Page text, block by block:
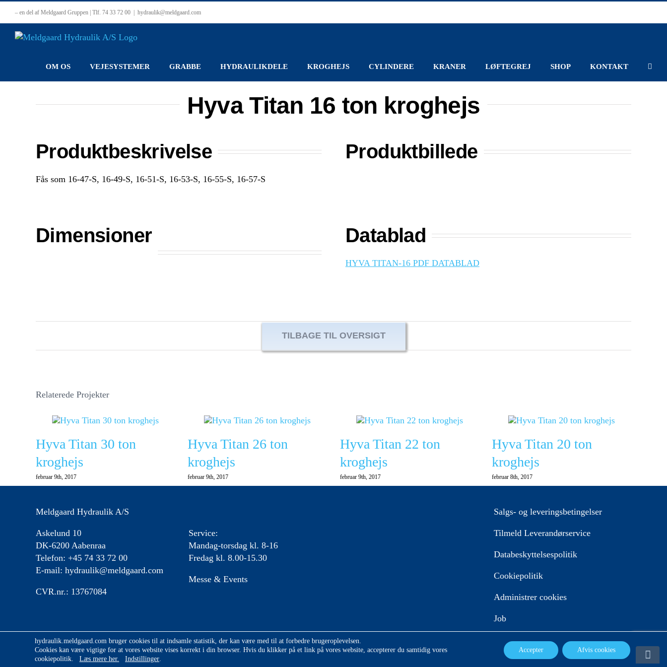
content
– en del af Meldgaard Gruppen | Tlf. 74 33 72 00 hydraulik@meldgaard.com
OM OS VEJESYSTEMER GRABBE HYDRAULIKDELE KROGHEJS CYLINDERE KRANER LØFTEGREJ SHOP KONTAKT
Hyva Titan 16 ton kroghejs
Produktbeskrivelse
Fås som 16-47-S, 16-49-S, 16-51-S, 16-53-S, 16-55-S, 16-57-S
Produktbillede
Dimensioner Datablad
HYVA TITAN-16 PDF DATABLAD
TILBAGE TIL OVERSIGT
Relaterede Projekter
Hyva Titan 30 ton
kroghejs
februar 9th, 2017
Hyva Titan 26 ton
kroghejs
februar 9th, 2017
Hyva Titan 22 ton
kroghejs
februar 9th, 2017
Hyva Titan 20 ton
kroghejs
februar 8th, 2017
Meldgaard Hydraulik A/S
Askelund 10
DK-6200 Aabenraa
Telefon: +45 74 33 72 00
E-mail: hydraulik@meldgaard.com
CVR.nr.: 13767084
Service:
Mandag-torsdag kl. 8-16
Fredag kl. 8.00-15.30
Messe & Events
Salgs- og leveringsbetingelser
Tilmeld Leverandørservice
Databeskyttelsespolitik
Cookiepolitik
Administrer cookies
Job
© Copyright2026 | Meldgaard Hydraulik A/S | CVR: 13767084 | Askelund 10 • 6200 Aabenraa |- en del af Meldgaard Gruppen
hydraulik.meldgaard.com bruger cookies til at indsamle statistik, der kan være med til at forbedre brugeroplevelsen.
Cookies kan være vigtige for at vores website vises korrekt i din browser. Hvis du klikker på et link på vores website, accepterer du samtidig vores
cookiepolitik. Læs mere her. Indstillinger.
Accepter Afvis cookies
Go